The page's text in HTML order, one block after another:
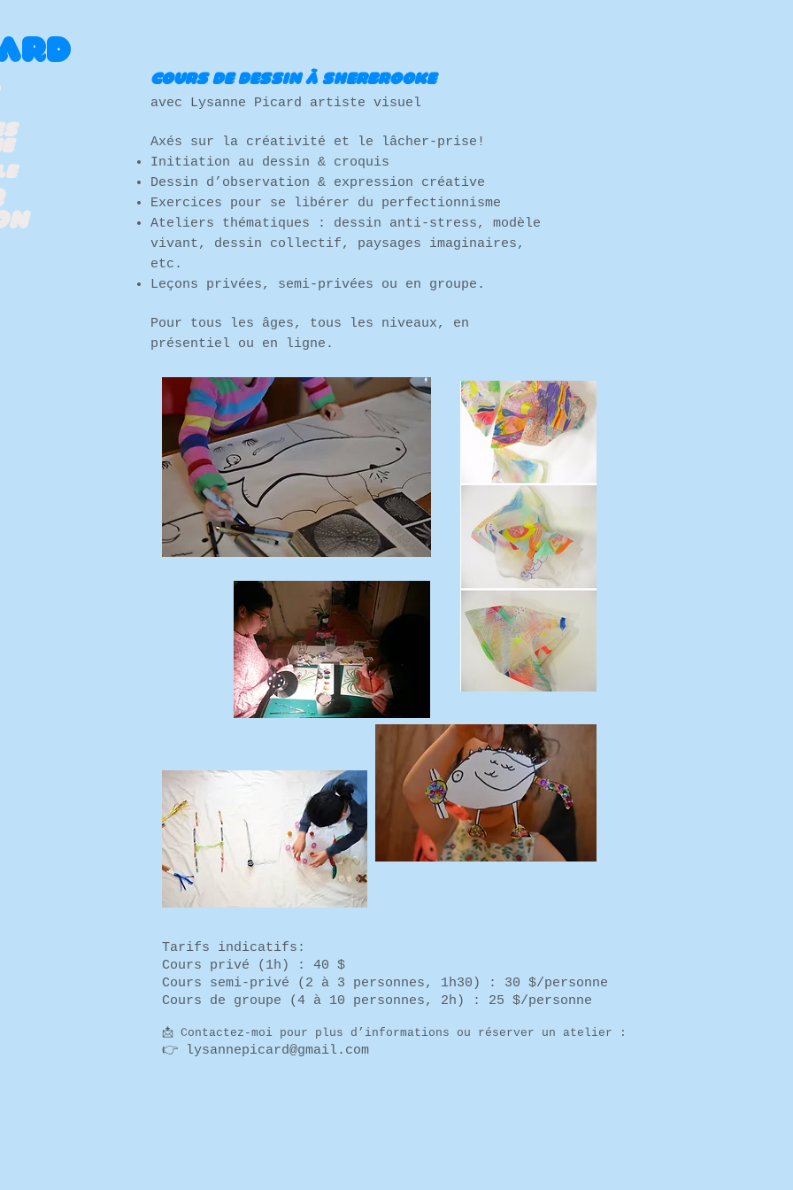
Cours de dessin à Sherbrooke
avec Lysanne Picard artiste visuel
Axés sur la créativité et le lâcher-prise!
Initiation au dessin & croquis
Dessin d’observation & expression créative
Exercices pour se libérer du perfectionnisme
Ateliers thématiques : dessin anti-stress, modèle
vivant, dessin collectif, paysages imaginaires,
etc.
Leçons privées, semi-privées ou en groupe.
Pour tous les âges, tous les niveaux, en
présentiel ou en ligne.
Tarifs indicatifs:
Cours privé (1h) : 40 $
Cours semi-privé (2 à 3 personnes, 1h30) : 30 $/personne
Cours de groupe (4 à 10 personnes, 2h) : 25 $/personne​
📩 Contactez-moi pour plus d’informations ou réserver un atelier :
👉 lysannepicard@gmail.com